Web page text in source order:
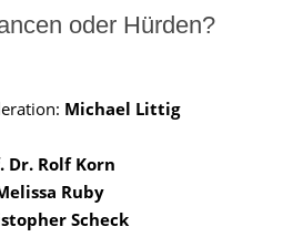
oder Hürden?
Michael Littig
Dr. Rolf Korn
Ruby
Scheck